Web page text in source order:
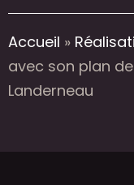
Accueil »
avec son plan
Landerneau